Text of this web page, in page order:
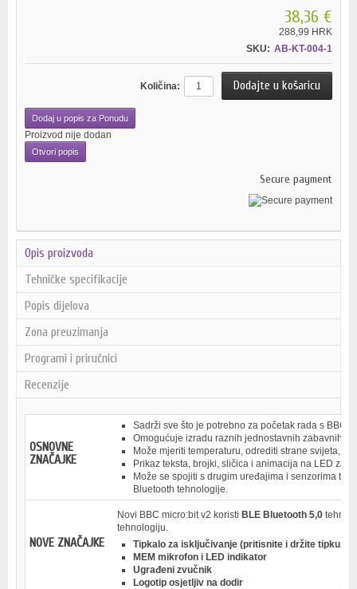
38,36 €
288,99 HRK
SKU: AB-KT-004-1
Količina:
Dodaj u popis za Ponudu
Proizvod nije dodan
Otvori popis
Secure payment
Opis proizvoda
Tehničke specifikacije
Popis dijelova
Zona preuzimanja
Programi i priručnici
Recenzije
OSNOVNE
ZNAČAJKE
Sadrži sve što je potrebno za početak rada s BBC
Omogućuje izradu raznih jednostavnih zabavnih i
Može mjeriti temperaturu, odrediti strane svijeta,
Prikaz teksta, brojki, sličica i animacija na LED
Može se spojiti s drugim uređajima i senzorima te
Bluetooth tehnologije.
NOVE ZNAČAJKE
Novi BBC micro:bit v2 koristi BLE Bluetooth 5,0
tehnologiju.
Tipkalo za isključivanje (pritisnite i držite tipku za
MEM mikrofon i LED indikator
Ugrađeni zvučnik
Logotip osjetljiv na dodir